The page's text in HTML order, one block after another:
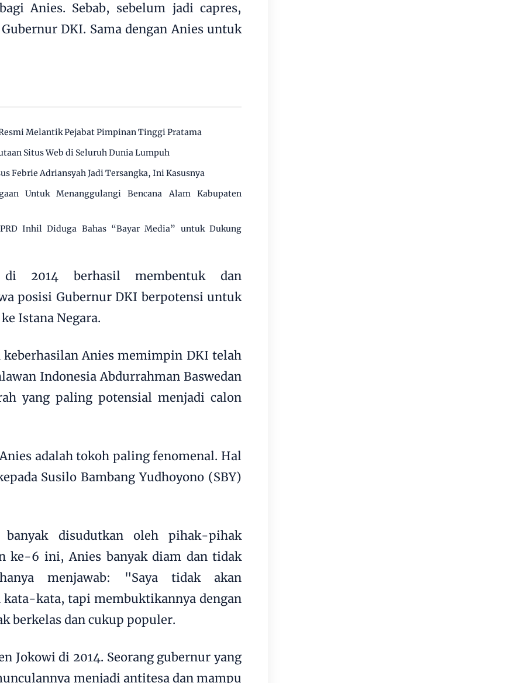
Anies. Sebab, sebelum jadi capres,
DKI. Sama dengan Anies untuk
Melantik Pejabat Pimpinan Tinggi Pratama
Situs Web di Seluruh Dunia Lumpuh
Febrie Adriansyah Jadi Tersangka, Ini Kasusnya
Untuk Menanggulangi Bencana Alam Kabupaten
Inhil Diduga Bahas “Bayar Media” untuk Dukung
di 2014 berhasil membentuk dan
posisi Gubernur DKI berpotensi untuk
Istana Negara.
keberhasilan Anies memimpin DKI telah
Indonesia Abdurrahman Baswedan
yang paling potensial menjadi calon
adalah tokoh paling fenomenal. Hal
Susilo Bambang Yudhoyono (SBY)
disudutkan oleh pihak-pihak
ke-6 ini, Anies banyak diam dan tidak
menjawab: "Saya tidak akan
kata-kata, tapi membuktikannya dengan
berkelas dan cukup populer.
Jokowi di 2014. Seorang gubernur yang
menjadi antitesa dan mampu